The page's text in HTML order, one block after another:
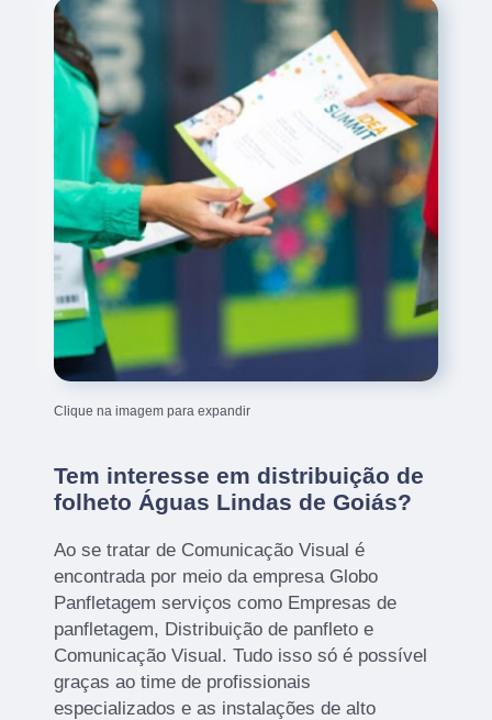
Clique na imagem para expandir
Tem interesse em distribuição de
folheto Águas Lindas de Goiás?
Ao se tratar de Comunicação Visual é
encontrada por meio da empresa Globo
Panfletagem serviços como Empresas de
panfletagem, Distribuição de panfleto e
Comunicação Visual. Tudo isso só é possível
graças ao time de profissionais
especializados e as instalações de alto